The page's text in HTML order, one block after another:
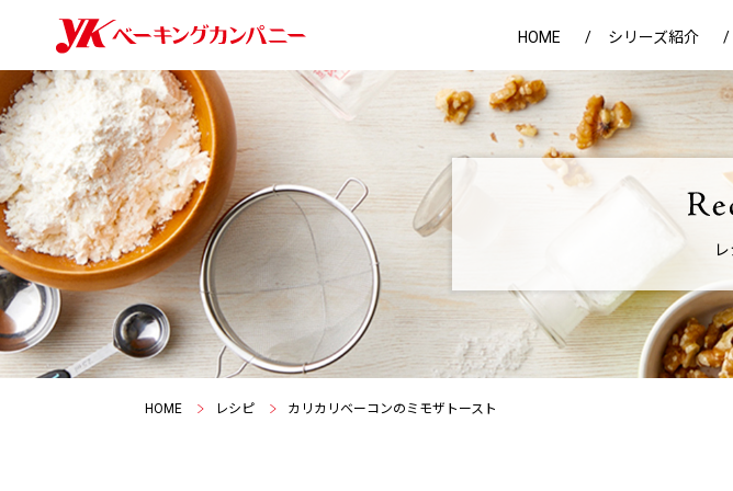
HOME シリーズ紹介
HOME レシピ カリカリベーコンのミモザトースト